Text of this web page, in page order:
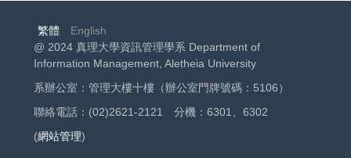
繁體
English
@ 2024 真理大學資訊管理學系 Department of
Information Management, Aletheia University
系辦公室：管理大樓十樓（辦公室門牌號碼：5106）
聯絡電話：(02)2621-2121 分機：6301、6302
(網站管理)